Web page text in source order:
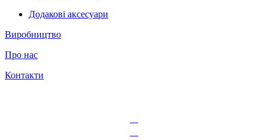
Додакові аксесуари
Виробництво
Про нас
Контакти